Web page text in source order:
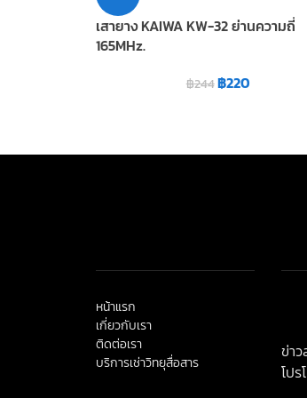
เสายาง KAIWA KW-32 ย่านความถี่
165MHz.
฿244฿220
หน้าแรก
เกี่ยวกับเรา
ติดต่อเรา
บริการเช่าวิทยุสื่อสาร
ข่าว
โปร